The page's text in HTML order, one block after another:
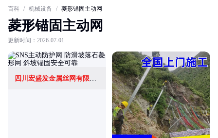
百科 / 机械设备 / 菱形锚固主动网
菱形锚固主动网
更新时间：2026-07-01
四川宏盛发金属丝网有限公司